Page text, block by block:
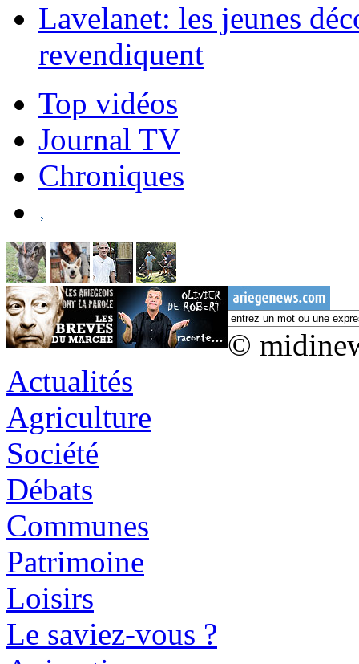
Lavelanet: les jeunes
revendiquent
Top vidéos
Journal TV
Chroniques
©
Actualités
Agriculture
Société
Débats
Communes
Patrimoine
Loisirs
Le saviez-vous ?